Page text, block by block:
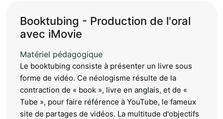
Booktubing - Production de l'oral
avec iMovie
Matériel pédagogique
Le booktubing consiste à présenter un livre sous
forme de vidéo. Ce néologisme résulte de la
contraction de « book », livre en anglais, et de «
Tube », pour faire référence à YouTube, le fameux
site de partages de vidéos. La multitude d'objectifs